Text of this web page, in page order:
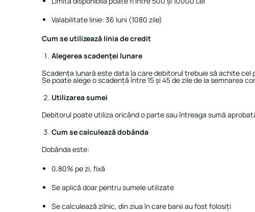
Valabilitate linie: 36 luni (1080 zile)
Cum se utilizează linia de credit
Alegerea scadenței lunare
Scadența lunară este data la care debitorul trebuie să achite cel
Se poate alege o scadență între 15 și 45 de zile de la semnarea
Utilizarea sumei
Debitorul poate utiliza oricând o parte sau întreaga sumă
Cum se calculează dobânda
Dobânda este:
0,80% pe zi, fixă
Se aplică doar pentru sumele utilizate
Se calculează zilnic, din ziua în care banii au fost folosiți